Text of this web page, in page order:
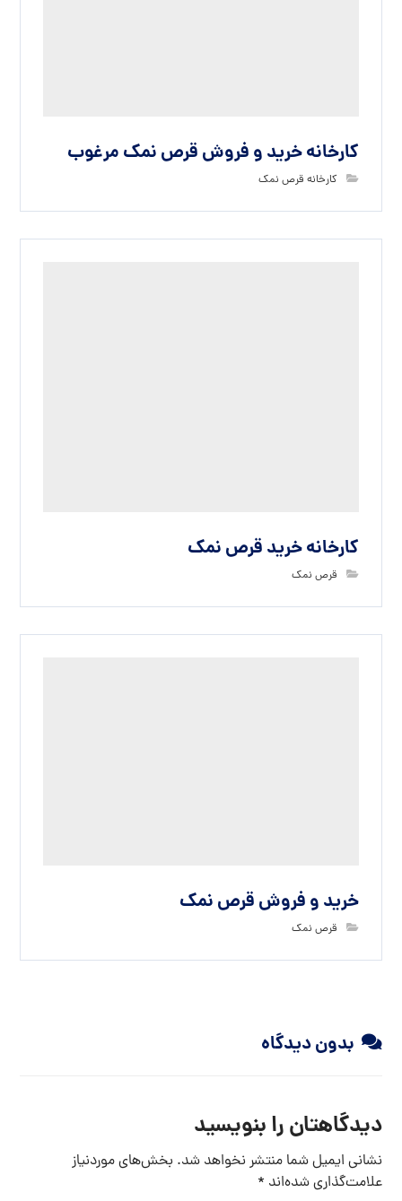
کارخانه خرید و فروش قرص نمک مرغوب
کارخانه قرص نمک
کارخانه خرید قرص نمک
قرص نمک
خرید و فروش قرص نمک
قرص نمک
بدون دیدگاه
دیدگاهتان را بنویسید
نشانی ایمیل شما منتشر نخواهد شد. بخش‌های موردنیاز
علامت‌گذاری شده‌اند *